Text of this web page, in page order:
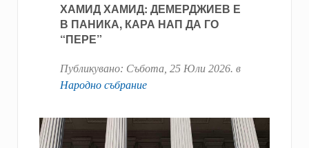
ХАМИД ХАМИД: ДЕМЕРДЖИЕВ Е
В ПАНИКА, КАРА НАП ДА ГО
“ПЕРЕ”
Публикувано: Събота, 25 Юли 2026. в
Народно събрание